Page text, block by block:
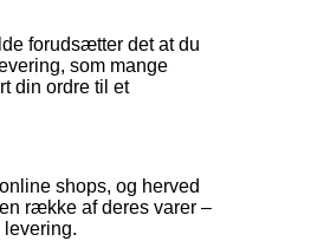
forudsætter det at du
som mange
din ordre til et
shops, og herved
række af deres varer –
levering.